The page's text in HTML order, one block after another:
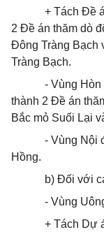
+ Tách Đề
2 Đề án thăm dò
Đông Tràng Bạch
Tràng Bạch.
- Vùng
thành 2 Đề án
Bắc mỏ Suối Lại
- Vùng Nội
Hồng.
b) Đối với
- Vùng
+ Tách Dự